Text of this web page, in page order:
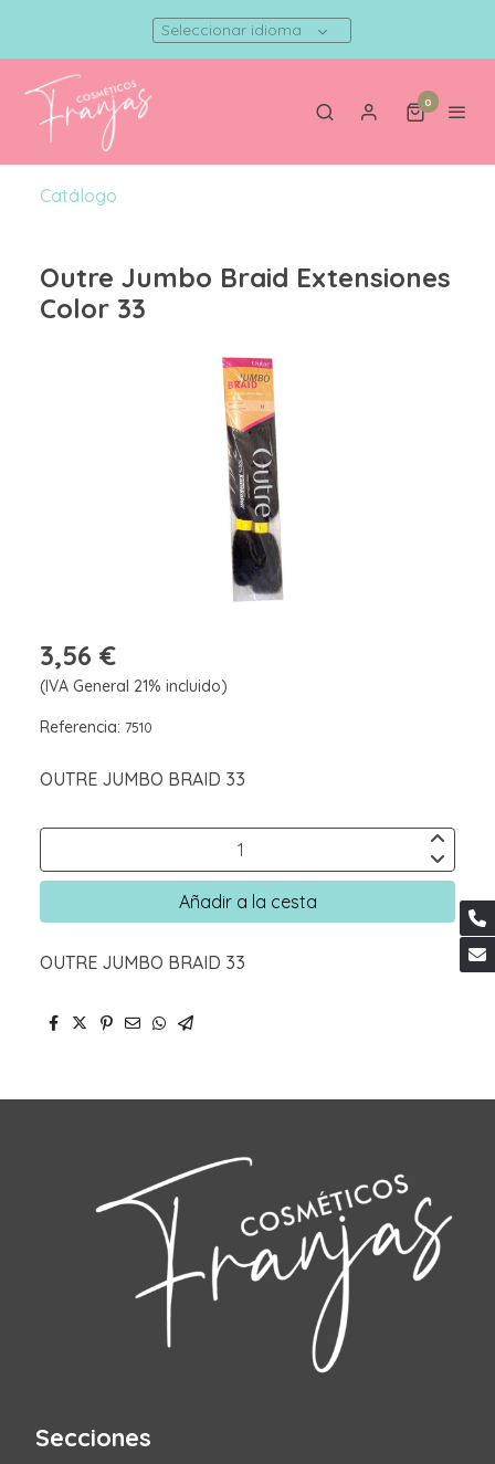
Seleccionar idioma
0
Catálogo
Outre Jumbo Braid Extensiones
Color 33
3,56 €
(IVA General 21% incluido)
Referencia: 7510
OUTRE JUMBO BRAID 33
Añadir a la cesta
OUTRE JUMBO BRAID 33
Secciones